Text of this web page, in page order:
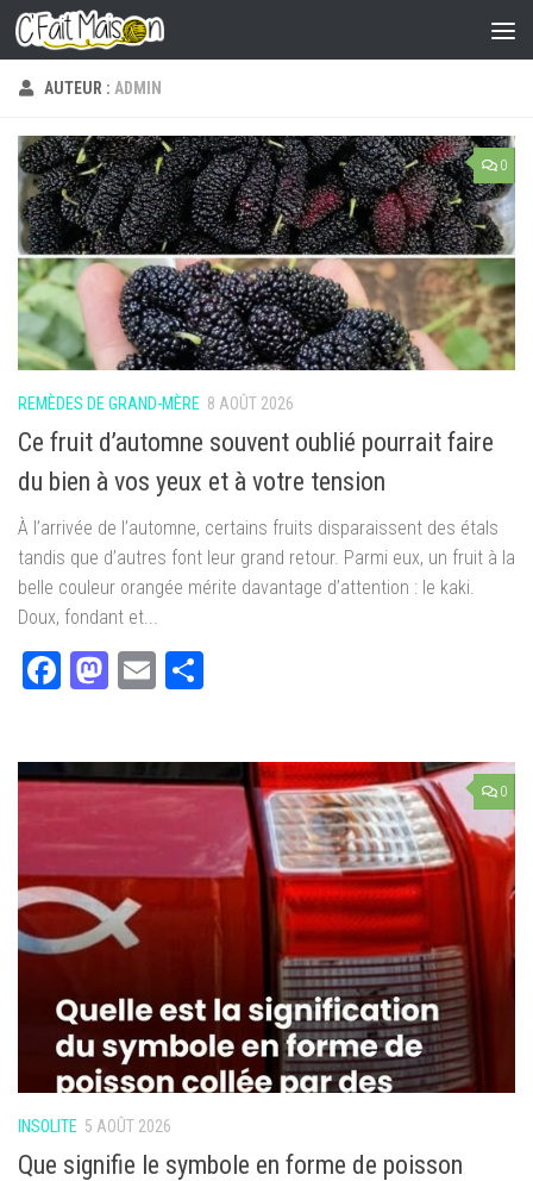
Skip to content
AUTEUR : ADMIN
0
REMÈDES DE GRAND-MÈRE 8 AOÛT 2026
Ce fruit d’automne souvent oublié pourrait faire
du bien à vos yeux et à votre tension
À l’arrivée de l’automne, certains fruits disparaissent des étals
tandis que d’autres font leur grand retour. Parmi eux, un fruit à la
belle couleur orangée mérite davantage d’attention : le kaki.
Doux, fondant et...
Facebook
Mastodon
Email
0
INSOLITE 5 AOÛT 2026
Que signifie le symbole en forme de poisson